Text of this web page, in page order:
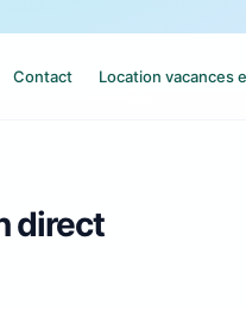
Contact Location vacances
direct